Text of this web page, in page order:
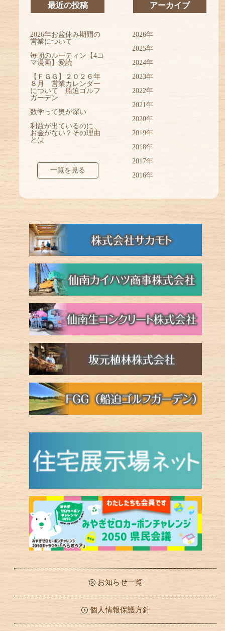
最近の投稿
2026年お盆休み期間の
営業について
毎朝のルーティン【4コ
マ漫画】愛読
【ＦＧＧ】２０２６年
８月 営業カレンダー
について 船迫ゴルフ
ガーデン
数学って奥が深い
利益が出ているのに、
お金がない？その理由
とは
一覧を見る
アーカイブ
2026年
2025年
2024年
2023年
2022年
2021年
2020年
2019年
2018年
2017年
2016年
お知らせ一覧
個人情報保護方針